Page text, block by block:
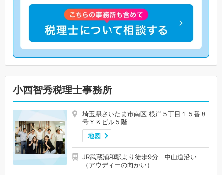
小西智秀税理士事務所
埼玉県さいたま市南区 根岸５丁目１５番８
号ＹＫビル５階
地図
JR武蔵浦和駅より徒歩9分 中山道沿い
（アウディーの向かい）